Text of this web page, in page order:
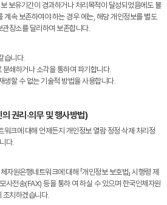
보유기간이 경과하거나 처리목적이 달성되었음에도 불
계속 보존하여야 하는 경우 에는, 해당 개인정보를 별도
장소를 달리하여 보존합니다.
습니다.
쇄하거나 소각을 통하여 파기합니다.
생할 수 없는 기술적 방법을 사용합니다.
권리·의무 및 행사방법)
크에 대해 언제든지 개인정보 열람·정정·삭제·처리정
다.
원은행네트워크에 대해 「개인정보 보호법」 시행령 제
사전송(FAX) 등을 통하 여 하실 수 있으며 한국인체자원
조치하겠습니다.